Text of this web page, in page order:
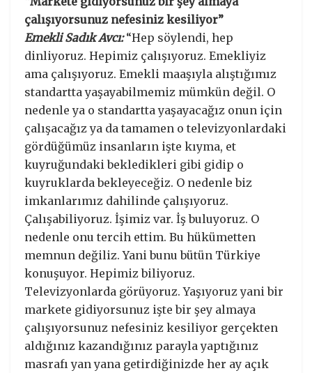
çalışıyorsunuz nefesiniz kesiliyor”
Emekli Sadık Avcı:“Hep söylendi, hep
dinliyoruz. Hepimiz çalışıyoruz. Emekliyiz
ama çalışıyoruz. Emekli maaşıyla alıştığımız
standartta yaşayabilmemiz mümkün değil. O
nedenle ya o standartta yaşayacağız onun için
çalışacağız ya da tamamen o televizyonlardaki
gördüğümüz insanların işte kıyma, et
kuyruğundaki bekledikleri gibi gidip o
kuyruklarda bekleyeceğiz. O nedenle biz
imkanlarımız dahilinde çalışıyoruz.
Çalışabiliyoruz. İşimiz var. İş buluyoruz. O
nedenle onu tercih ettim. Bu hükümetten
memnun değiliz. Yani bunu bütün Türkiye
konuşuyor. Hepimiz biliyoruz.
Televizyonlarda görüyoruz. Yaşıyoruz yani bir
markete gidiyorsunuz işte bir şey almaya
çalışıyorsunuz nefesiniz kesiliyor gerçekten
aldığınız kazandığınız parayla yaptığınız
masrafı yan yana getirdiğinizde her ay açık